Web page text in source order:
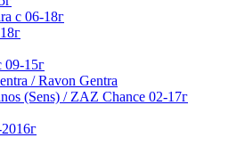
с 06-18г
09-15г
/ Ravon Gentra
(Sens) / ZAZ Chance 02-17г